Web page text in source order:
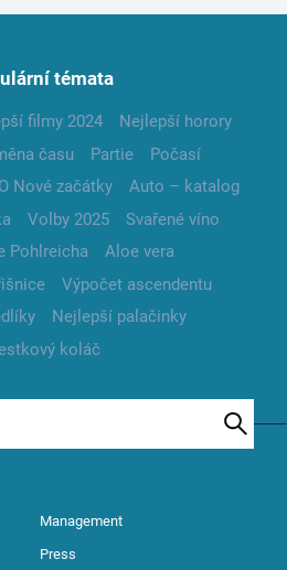
témata
filmy 2024
Nejlepší horory
času Partie
Počasí
Nové začátky
Auto – katalog
Volby 2025
Svařené víno
Pohlreicha
Aloe vera
Výpočet ascendentu
Nejlepší palačinky
koláč
Management
Press